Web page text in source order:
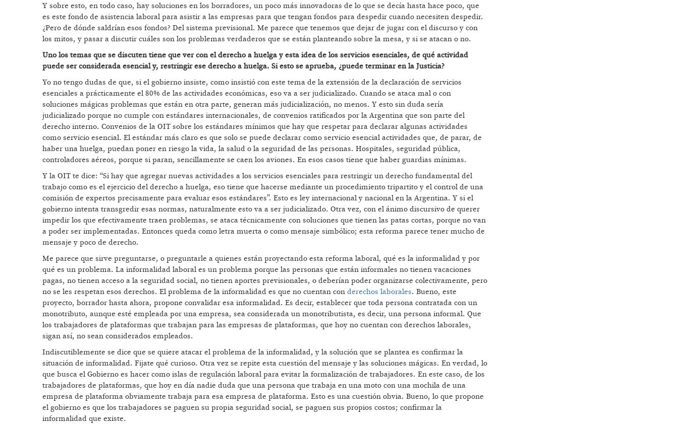
Y sobre esto, en todo caso, hay soluciones en los borradores, un poco más innovadoras de lo que se decía hasta hace poco, que
es este fondo de asistencia laboral para asistir a las empresas para que tengan fondos para despedir cuando necesiten despedir.
¿Pero de dónde saldrían esos fondos? Del sistema previsional. Me parece que tenemos que dejar de jugar con el discurso y con
los mitos, y pasar a discutir cuáles son los problemas verdaderos que se están planteando sobre la mesa, y si se atacan o no.
Uno los temas que se discuten tiene que ver con el derecho a huelga y esta idea de los servicios esenciales, de qué actividad
puede ser considerada esencial y, restringir ese derecho a huelga. Si esto se aprueba, ¿puede terminar en la Justicia?
Yo no tengo dudas de que, si el gobierno insiste, como insistió con este tema de la extensión de la declaración de servicios
esenciales a prácticamente el 80% de las actividades económicas, eso va a ser judicializado. Cuando se ataca mal o con
soluciones mágicas problemas que están en otra parte, generan más judicialización, no menos. Y esto sin duda sería
judicializado porque no cumple con estándares internacionales, de convenios ratificados por la Argentina que son parte del
derecho interno. Convenios de la OIT sobre los estándares mínimos que hay que respetar para declarar algunas actividades
como servicio esencial. El estándar más claro es que solo se puede declarar como servicio esencial actividades que, de parar, de
haber una huelga, puedan poner en riesgo la vida, la salud o la seguridad de las personas. Hospitales, seguridad pública,
controladores aéreos, porque si paran, sencillamente se caen los aviones. En esos casos tiene que haber guardias mínimas.
Y la OIT te dice: “Si hay que agregar nuevas actividades a los servicios esenciales para restringir un derecho fundamental del
trabajo como es el ejercicio del derecho a huelga, eso tiene que hacerse mediante un procedimiento tripartito y el control de una
comisión de expertos precisamente para evaluar esos estándares”. Esto es ley internacional y nacional en la Argentina. Y si el
gobierno intenta transgredir esas normas, naturalmente esto va a ser judicializado. Otra vez, con el ánimo discursivo de querer
impedir los que efectivamente traen problemas, se ataca técnicamente con soluciones que tienen las patas cortas, porque no van
a poder ser implementadas. Entonces queda como letra muerta o como mensaje simbólico; esta reforma parece tener mucho de
mensaje y poco de derecho.
Me parece que sirve preguntarse, o preguntarle a quienes están proyectando esta reforma laboral, qué es la informalidad y por
qué es un problema. La informalidad laboral es un problema porque las personas que están informales no tienen vacaciones
pagas, no tienen acceso a la seguridad social, no tienen aportes previsionales, o deberían poder organizarse colectivamente, pero
no se les respetan esos derechos. El problema de la informalidad es que no cuentan con derechos laborales. Bueno, este
proyecto, borrador hasta ahora, propone convalidar esa informalidad. Es decir, establecer que toda persona contratada con un
monotributo, aunque esté empleada por una empresa, sea considerada un monotributista, es decir, una persona informal. Que
los trabajadores de plataformas que trabajan para las empresas de plataformas, que hoy no cuentan con derechos laborales,
sigan así, no sean considerados empleados.
Indiscutiblemente se dice que se quiere atacar el problema de la informalidad, y la solución que se plantea es confirmar la
situación de informalidad. Fijate qué curioso. Otra vez se repite esta cuestión del mensaje y las soluciones mágicas. En verdad, lo
que busca el Gobierno es hacer como islas de regulación laboral para evitar la formalización de trabajadores. En este caso, de los
trabajadores de plataformas, que hoy en día nadie duda que una persona que trabaja en una moto con una mochila de una
empresa de plataforma obviamente trabaja para esa empresa de plataforma. Esto es una cuestión obvia. Bueno, lo que propone
el gobierno es que los trabajadores se paguen su propia seguridad social, se paguen sus propios costos; confirmar la
informalidad que existe.